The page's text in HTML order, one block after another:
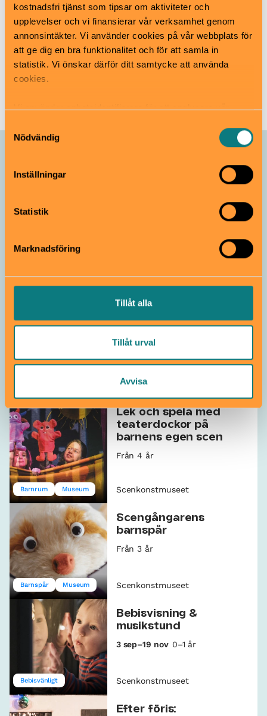
kostnadsfri tjänst som tipsar om aktiviteter och
upplevelser och vi finansierar vår verksamhet genom
annonsintäkter. Vi använder cookies på vår webbplats för
att ge dig en bra funktionalitet och för att samla in
statistik. Vi önskar därför ditt samtycke att använda
cookies.
Vi använder enhetsidentifierare för att analysera vår
samt tillhandahålla funktioner för sociala medier. Vi
vidarebefordrar även sådana identifierare och annan
information från din enhet till de sociala medier och
annons- och analysföretag som vi samarbetar med.
information som du har tillhandahållit eller som de har
Nödvändig
Inställningar
Statistik
Marknadsföring
Tillåt alla
Tillåt urval
Avvisa
Sibyllegatan 2, Östermalm
scenkonstmuseet.se
info[at]scenkonstmuseet.se
08-519 554 00
Till webbplats
Skapa & pyssla
innergården: Gör ditt
4–12 år
Scenkonstmuseet
Scenkonstmuseet
Från 3 år
Scenkonstmuseet
Barnrum Museum
Lek och spela med
teaterdockor på
barnens egen scen
Från 4 år
Scenkonstmuseet
Barnspår Museum
Scengångarens
barnspår
Från 3 år
Scenkonstmuseet
Bebisvänligt
Bebisvisning &
musikstund
3 sep–19 nov 0–1 år
Scenkonstmuseet
Efter föris: